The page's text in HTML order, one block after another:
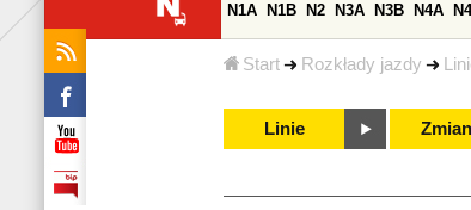
Start Rozkłady jazdy
N1A N1B N2 N3A N3B N4A
Linie